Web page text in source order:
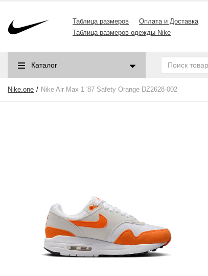
Таблица размеров Оплата и Доставка
Таблица размеров одежды Nike
Каталог
Nike.one Nike Air Max 1 '87 Safety Orange DZ2628-002